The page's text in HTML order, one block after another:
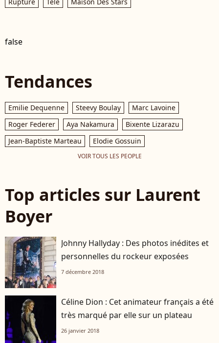
false
Tendances
Emilie Dequenne Steevy Boulay
Marc Lavoine
Roger Federer
Aya Nakamura
Bixente Lizarazu
Jean-Baptiste Marteau
Elodie Gossuin
VOIR TOUS LES PEOPLE
Top articles sur Laurent
Boyer
Johnny Hallyday : Des photos inédites et
personnelles du rockeur exposées
7 décembre 2018
Céline Dion : Cet animateur français a été
très marqué par elle sur un plateau
26 janvier 2018